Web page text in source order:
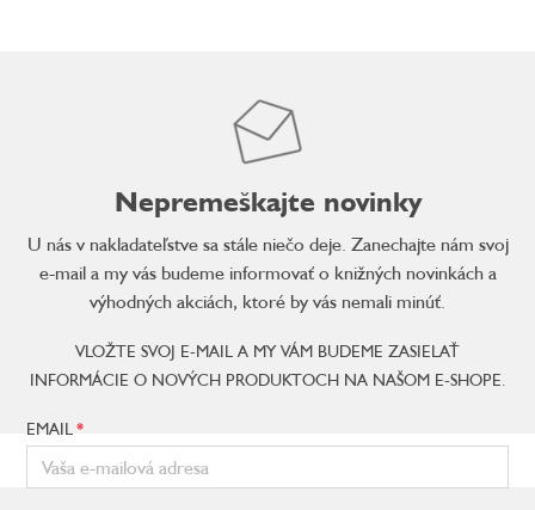
Nepremeškajte novinky
U nás v nakladateľstve sa stále niečo deje. Zanechajte nám svoj
e-mail a my vás budeme informovať o knižných novinkách a
výhodných akciách, ktoré by vás nemali minúť.
VLOŽTE SVOJ E-MAIL A MY VÁM BUDEME ZASIELAŤ
INFORMÁCIE O NOVÝCH PRODUKTOCH NA NAŠOM E-SHOPE.
EMAIL